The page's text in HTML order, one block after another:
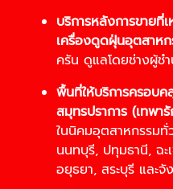
บริการหลังการขายที่
เครื่องดูดฝุ่นอุตสาห
ครัน ดูแลโดยช่างผู้ช
พื้นที่ให้บริการครอบค
สมุทรปราการ (เทพา
ในนิคมอุตสาหกรรมทั่
นนทบุรี, ปทุมธานี, ฉะ
อยุธยา, สระบุรี และ